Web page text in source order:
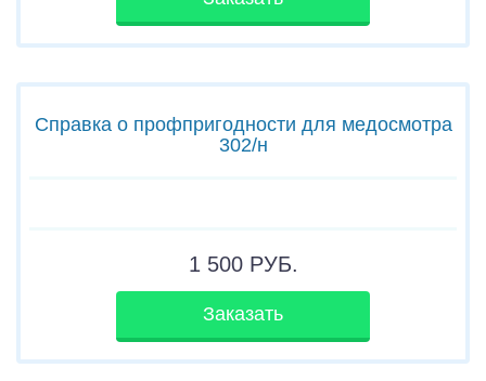
Справка о профпригодности для медосмотра
302/н
1 500РУБ.
Заказать